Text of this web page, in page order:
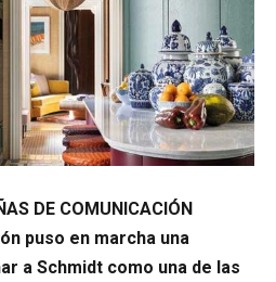
DE COMUNICACIÓN
puso en marcha una
a Schmidt como una de las